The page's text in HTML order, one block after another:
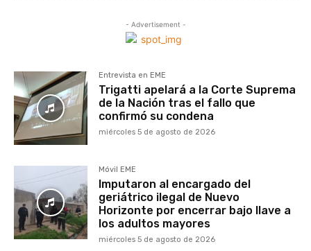
- Advertisement -
Entrevista en EME
Trigatti apelará a la Corte Suprema
de la Nación tras el fallo que
confirmó su condena
miércoles 5 de agosto de 2026
Móvil EME
Imputaron al encargado del
geriátrico ilegal de Nuevo
Horizonte por encerrar bajo llave a
los adultos mayores
miércoles 5 de agosto de 2026